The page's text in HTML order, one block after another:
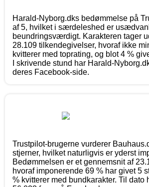
Harald-Nyborg.dks bedømmelse på
af 5, hvilket i særdeleshed er
beundringsværdigt. Karakteren tager
28.109 tilkendegivelser, hvoraf ikke
kvitterer med toprating, og blot 4 %
I skrivende stund har Harald-
deres Facebook-side.
Trustpilot-brugerne vurderer
stjerner, hvilket naturligvis er yderst
Bedømmelsen er et gennemsnit af
hvoraf imponerende 69 % har givet 5
% kvitterer med bundkarakter. Til dato